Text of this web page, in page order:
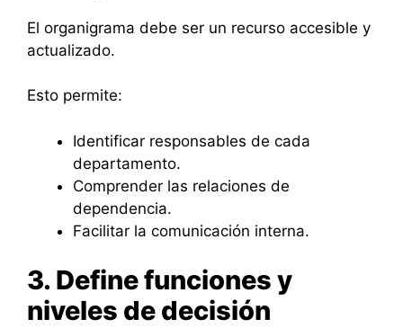
El organigrama debe ser un recurso accesible y
actualizado.
Esto permite:
Identificar responsables de cada
departamento.
Comprender las relaciones de
dependencia.
Facilitar la comunicación interna.
3. Define funciones y
niveles de decisión